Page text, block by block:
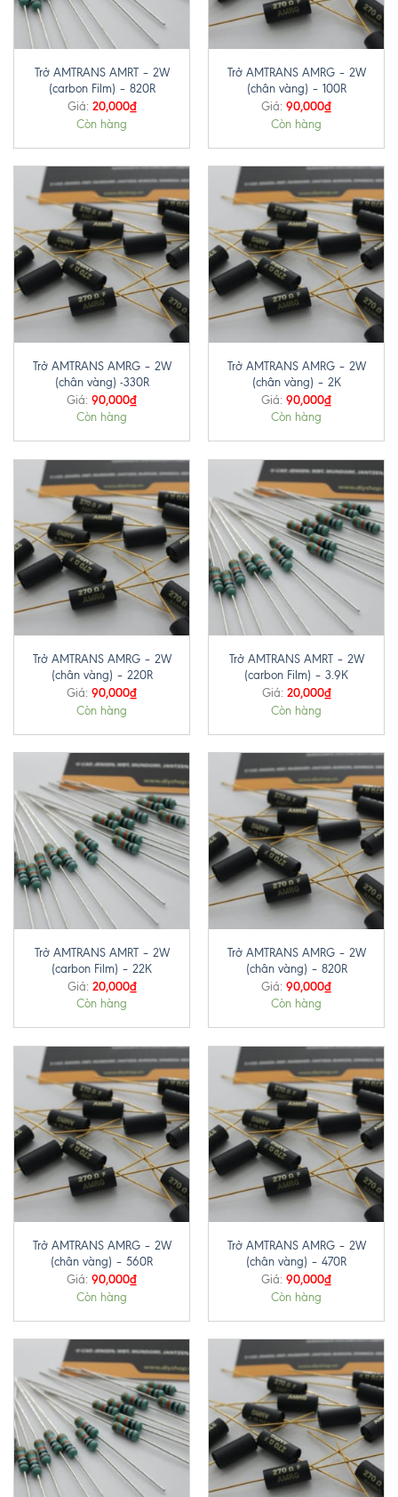
Trở AMTRANS AMRT – 2W
(carbon Film) – 820R
Giá: 20,000₫
Còn hàng
Trở AMTRANS AMRG – 2W
(chân vàng) – 100R
Giá: 90,000₫
Còn hàng
Trở AMTRANS AMRG – 2W
(chân vàng) -330R
Giá: 90,000₫
Còn hàng
Trở AMTRANS AMRG – 2W
(chân vàng) – 2K
Giá: 90,000₫
Còn hàng
Trở AMTRANS AMRG – 2W
(chân vàng) – 220R
Giá: 90,000₫
Còn hàng
Trở AMTRANS AMRT – 2W
(carbon Film) – 3.9K
Giá: 20,000₫
Còn hàng
Trở AMTRANS AMRT – 2W
(carbon Film) – 22K
Giá: 20,000₫
Còn hàng
Trở AMTRANS AMRG – 2W
(chân vàng) – 820R
Giá: 90,000₫
Còn hàng
Trở AMTRANS AMRG – 2W
(chân vàng) – 560R
Giá: 90,000₫
Còn hàng
Trở AMTRANS AMRG – 2W
(chân vàng) – 470R
Giá: 90,000₫
Còn hàng